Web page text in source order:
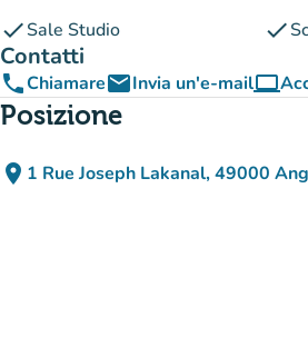
checkSale Studio check
Contatti
phoneChiamareemailInvia un'e-mailcomputer
Posizione
place 1 Rue Joseph Lakanal, 49000
(apri in
(nuova